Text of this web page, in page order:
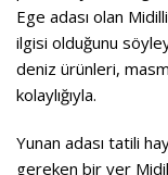
Ege adası olan
ilgisi olduğunu
deniz ürünleri,
kolaylığıyla.
Yunan adası tatili
gereken bir yer